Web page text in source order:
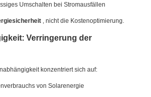
Umschalten bei Stromausfällen
, nicht die Kostenoptimierung.
Verringerung der
konzentriert sich auf:
von Solarenergie